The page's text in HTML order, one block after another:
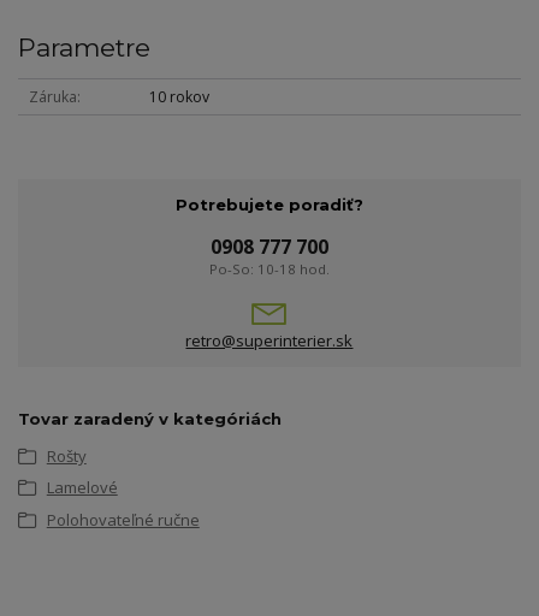
Parametre
Záruka 10 rokov
Potrebujete poradiť?
0908 777 700
Po-So: 10-18 hod.
retro@superinterier.sk
Tovar zaradený v kategóriách
Rošty
Lamelové
Polohovateľné ručne